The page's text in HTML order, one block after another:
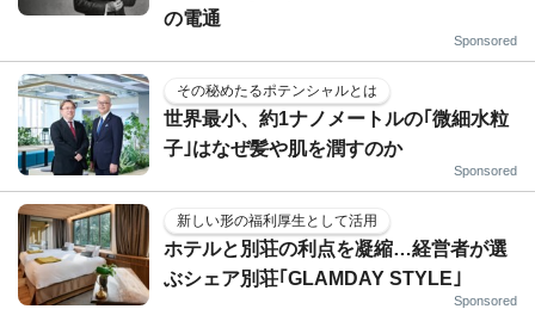
の電通
Sponsored
その秘めたるポテンシャルとは
世界最小、約1ナノメートルの｢微細水粒
子｣はなぜ髪や肌を潤すのか
Sponsored
新しい形の福利厚生として活用
ホテルと別荘の利点を凝縮…経営者が選
ぶシェア別荘｢GLAMDAY STYLE｣
Sponsored